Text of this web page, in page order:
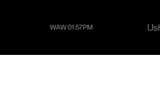
WAW 01:57PM